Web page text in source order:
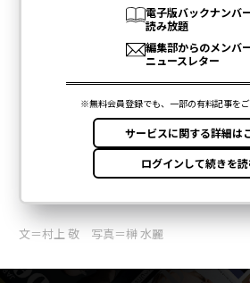
文＝村上 敬 写真＝榊 水麗